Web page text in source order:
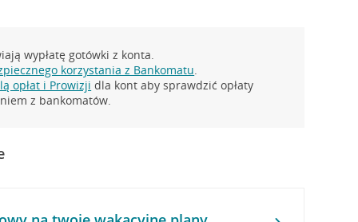
wypłatę gotówki z konta.
korzystania z Bankomatu.
opłat i Prowizji dla kont aby sprawdzić opłaty
z bankomatów.